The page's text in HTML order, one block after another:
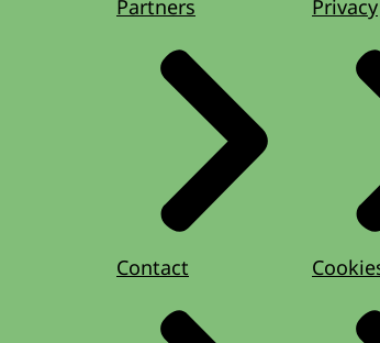
Partners
Contact
Privacy